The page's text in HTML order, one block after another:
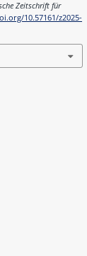
Zeitschrift für
10.57161/z2025-